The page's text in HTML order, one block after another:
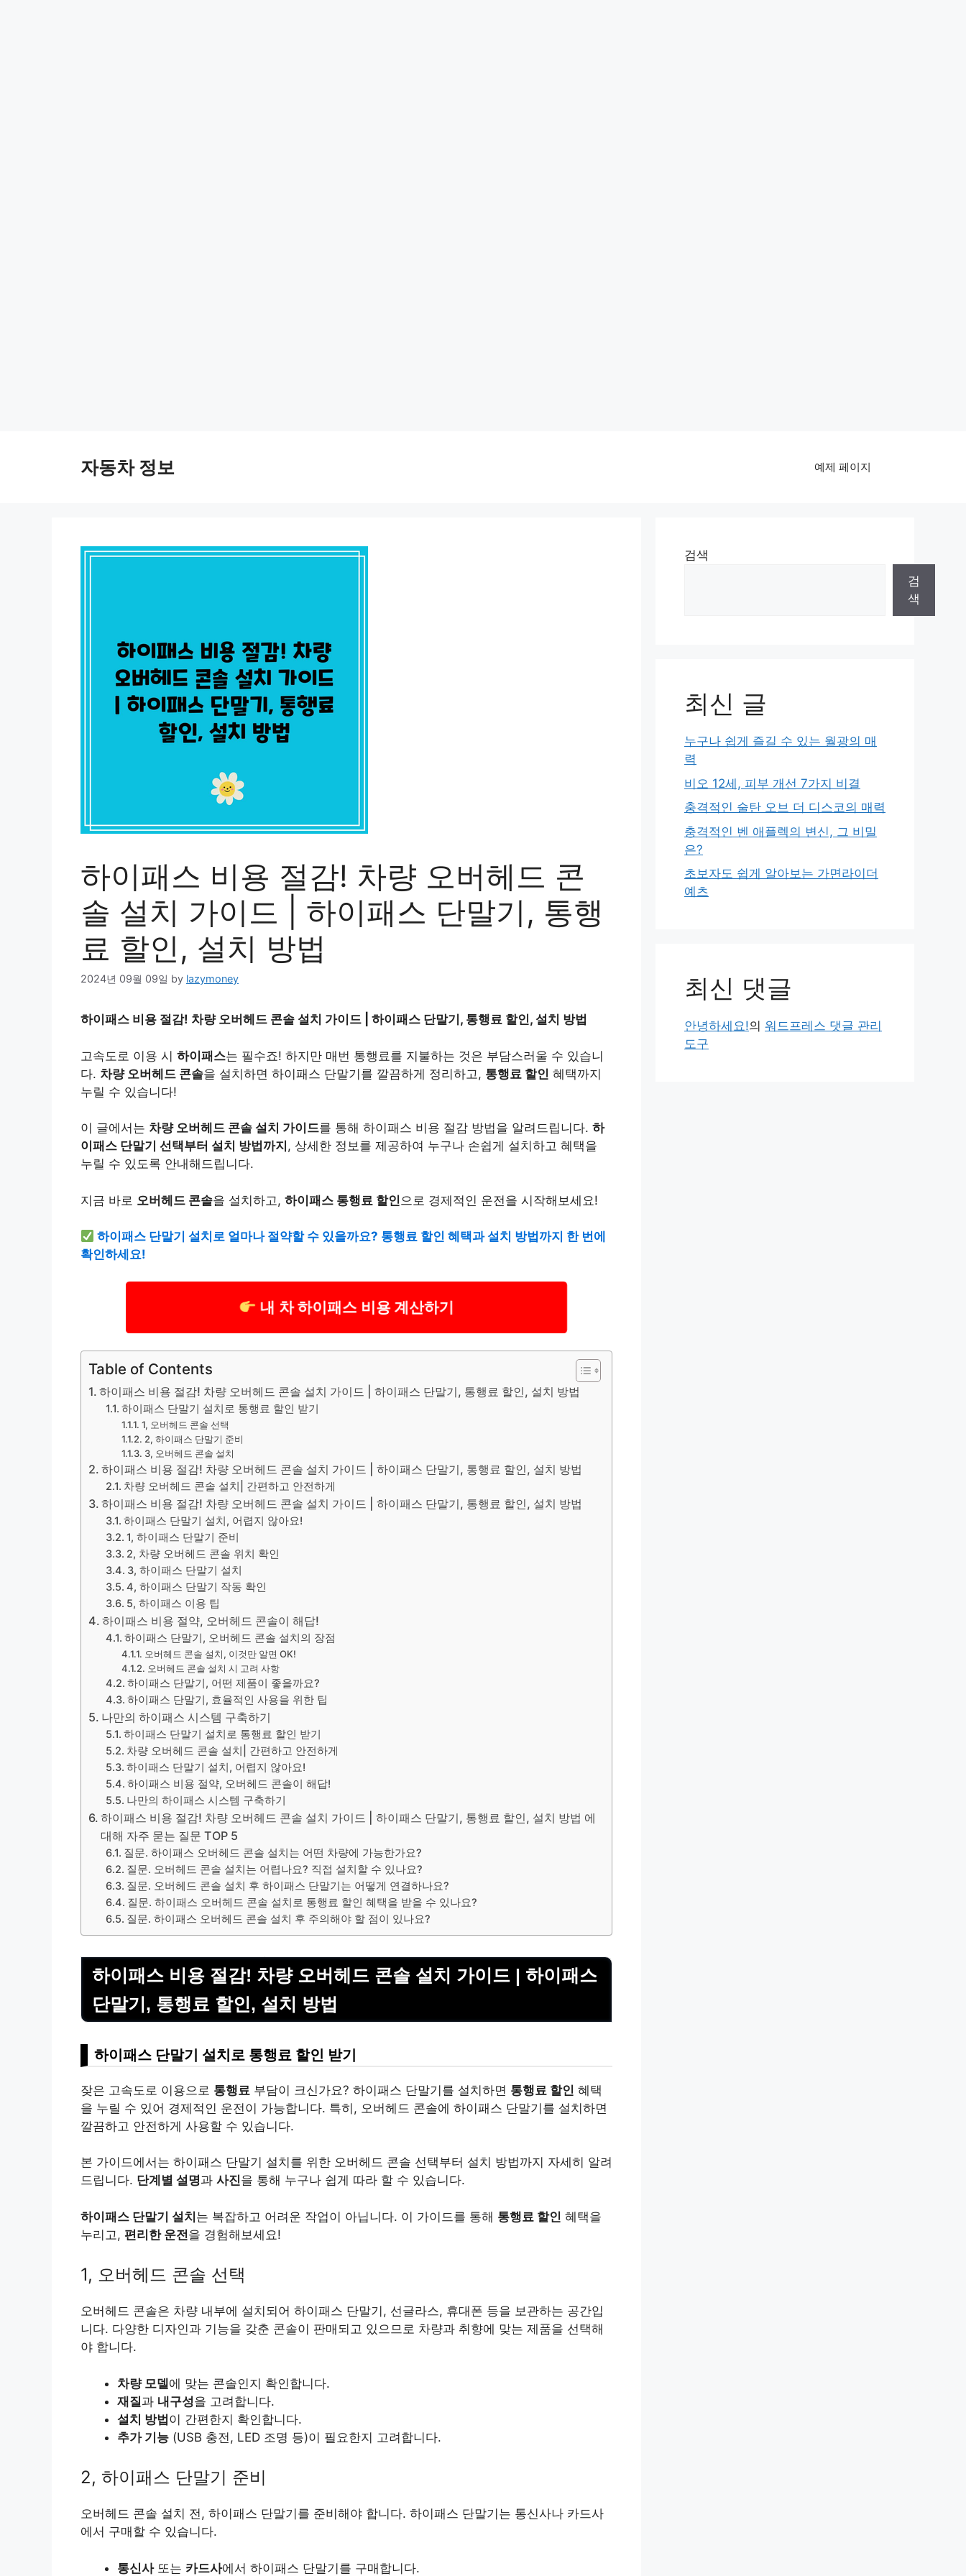
자동차 정보 예제 페이지
하이패스 비용 절감! 차량 오버헤드 콘
솔 설치 가이드 | 하이패스 단말기, 통행
료 할인, 설치 방법
2024년 09월 09일 by lazymoney
하이패스 비용 절감! 차량 오버헤드 콘솔 설치 가이드 | 하이패스 단말기, 통행료 할인, 설치 방법
고속도로 이용 시 하이패스는 필수죠! 하지만 매번 통행료를 지불하는 것은 부담스러울 수 있습니
다. 차량 오버헤드 콘솔을 설치하면 하이패스 단말기를 깔끔하게 정리하고, 통행료 할인 혜택까지
누릴 수 있습니다!
이 글에서는 차량 오버헤드 콘솔 설치 가이드를 통해 하이패스 비용 절감 방법을 알려드립니다. 하
이패스 단말기 선택부터 설치 방법까지 , 상세한 정보를 제공하여 누구나 손쉽게 설치하고 혜택을
누릴 수 있도록 안내해드립니다.
지금 바로 오버헤드 콘솔을 설치하고, 하이패스 통행료 할인 으로 경제적인 운전을 시작해보세요!
하이패스 단말기 설치로 얼마나 절약할 수 있을까요? 통행료 할인 혜택과 설치 방법까지 한 번에
확인하세요!
내 차 하이패스 비용 계산하기
Table of Contents
하이패스 비용 절감! 차량 오버헤드 콘솔 설치 가이드 | 하이패스 단말기, 통행료 할인, 설치 방법
하이패스 단말기 설치로 통행료 할인 받기
1, 오버헤드 콘솔 선택
2, 하이패스 단말기 준비
3, 오버헤드 콘솔 설치
하이패스 비용 절감! 차량 오버헤드 콘솔 설치 가이드 | 하이패스 단말기, 통행료 할인, 설치 방법
차량 오버헤드 콘솔 설치| 간편하고 안전하게
하이패스 비용 절감! 차량 오버헤드 콘솔 설치 가이드 | 하이패스 단말기, 통행료 할인, 설치 방법
하이패스 단말기 설치, 어렵지 않아요!
1, 하이패스 단말기 준비
2, 차량 오버헤드 콘솔 위치 확인
3, 하이패스 단말기 설치
4, 하이패스 단말기 작동 확인
5, 하이패스 이용 팁
하이패스 비용 절약, 오버헤드 콘솔이 해답!
하이패스 단말기, 오버헤드 콘솔 설치의 장점
오버헤드 콘솔 설치, 이것만 알면 OK!
오버헤드 콘솔 설치 시 고려 사항
하이패스 단말기, 어떤 제품이 좋을까요?
하이패스 단말기, 효율적인 사용을 위한 팁
나만의 하이패스 시스템 구축하기
하이패스 단말기 설치로 통행료 할인 받기
차량 오버헤드 콘솔 설치| 간편하고 안전하게
하이패스 단말기 설치, 어렵지 않아요!
하이패스 비용 절약, 오버헤드 콘솔이 해답!
나만의 하이패스 시스템 구축하기
하이패스 비용 절감! 차량 오버헤드 콘솔 설치 가이드 | 하이패스 단말기, 통행료 할인, 설치 방법 에
대해 자주 묻는 질문 TOP 5
질문. 하이패스 오버헤드 콘솔 설치는 어떤 차량에 가능한가요?
질문. 오버헤드 콘솔 설치는 어렵나요? 직접 설치할 수 있나요?
질문. 오버헤드 콘솔 설치 후 하이패스 단말기는 어떻게 연결하나요?
질문. 하이패스 오버헤드 콘솔 설치로 통행료 할인 혜택을 받을 수 있나요?
질문. 하이패스 오버헤드 콘솔 설치 후 주의해야 할 점이 있나요?
하이패스 비용 절감! 차량 오버헤드 콘솔 설치 가이드 | 하이패스
단말기, 통행료 할인, 설치 방법
하이패스 단말기 설치로 통행료 할인 받기
잦은 고속도로 이용으로 통행료 부담이 크신가요? 하이패스 단말기를 설치하면 통행료 할인 혜택
을 누릴 수 있어 경제적인 운전이 가능합니다. 특히, 오버헤드 콘솔에 하이패스 단말기를 설치하면
깔끔하고 안전하게 사용할 수 있습니다.
본 가이드에서는 하이패스 단말기 설치를 위한 오버헤드 콘솔 선택부터 설치 방법까지 자세히 알려
드립니다. 단계별 설명과 사진을 통해 누구나 쉽게 따라 할 수 있습니다.
하이패스 단말기 설치는 복잡하고 어려운 작업이 아닙니다. 이 가이드를 통해 통행료 할인 혜택을
누리고, 편리한 운전을 경험해보세요!
1, 오버헤드 콘솔 선택
오버헤드 콘솔은 차량 내부에 설치되어 하이패스 단말기, 선글라스, 휴대폰 등을 보관하는 공간입
니다. 다양한 디자인과 기능을 갖춘 콘솔이 판매되고 있으므로 차량과 취향에 맞는 제품을 선택해
야 합니다.
차량 모델에 맞는 콘솔인지 확인합니다.
재질과 내구성을 고려합니다.
설치 방법이 간편한지 확인합니다.
추가 기능 (USB 충전, LED 조명 등)이 필요한지 고려합니다.
2, 하이패스 단말기 준비
오버헤드 콘솔 설치 전, 하이패스 단말기를 준비해야 합니다. 하이패스 단말기는 통신사나 카드사
에서 구매할 수 있습니다.
통신사또는 카드사에서 하이패스 단말기를 구매합니다.
검색
검
색
최신 글
누구나 쉽게 즐길 수 있는 월광의 매
력
비오 12세, 피부 개선 7가지 비결
충격적인 술탄 오브 더 디스코의 매력
충격적인 벤 애플렉의 변신, 그 비밀
은?
초보자도 쉽게 알아보는 가면라이더
예츠
최신 댓글
안녕하세요!의 워드프레스 댓글 관리
도구